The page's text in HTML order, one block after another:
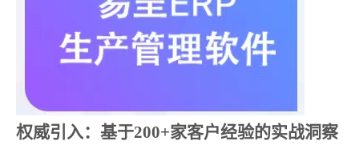
权威引入：基于200+家客户经验的实战洞察